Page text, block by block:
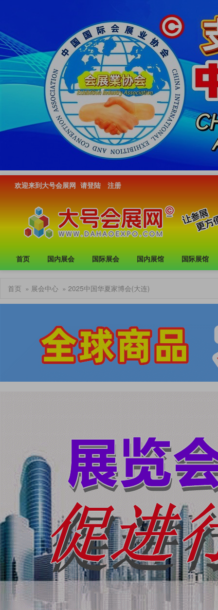
欢迎来到大号会展网 请登陆 注册
首页 国内展会 国际展会 国内展馆 国际展馆
首页 » 展会中心 » 2025中国华夏家博会(大连)